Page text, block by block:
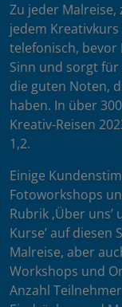
Zu jeder
jedem
telefonisch, bevor
Sinn und sorgt
die guten Noten,
haben. In über
Kreativ-Reisen
1,2.
Einige
Fotoworkshops
Rubrik ‚Über
Kurse’ auf diesen
Malreise, aber
Workshops und
Anzahl